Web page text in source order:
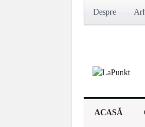
Despre
ACASĂ